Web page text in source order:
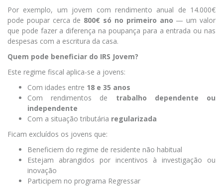
Por exemplo, um jovem com rendimento anual de 14.000€
pode poupar cerca de 800€ só no primeiro ano — um valor
que pode fazer a diferença na poupança para a entrada ou nas
despesas com a escritura da casa.
Quem pode beneficiar do IRS Jovem?
Este regime fiscal aplica-se a jovens:
Com idades entre 18 e 35 anos
Com rendimentos de trabalho dependente ou
independente
Com a situação tributária regularizada
Ficam excluídos os jovens que:
Beneficiem do regime de residente não habitual
Estejam abrangidos por incentivos à investigação ou
inovação
Participem no programa Regressar